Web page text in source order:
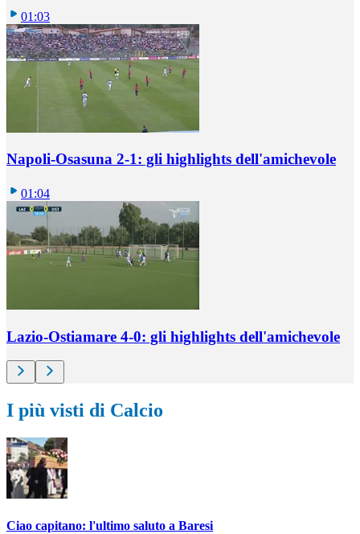
01:03
Napoli-Osasuna 2-1: gli highlights dell'amichevole
01:04
Lazio-Ostiamare 4-0: gli highlights dell'amichevole
I più visti di Calcio
Ciao capitano: l'ultimo saluto a Baresi